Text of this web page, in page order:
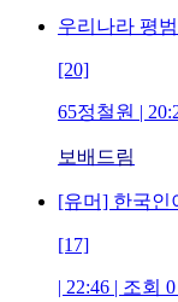
우리나라 평
[20]
65정철원 |
보배드림
[유머] 한국인
[17]
| 22:46 | 조회 0